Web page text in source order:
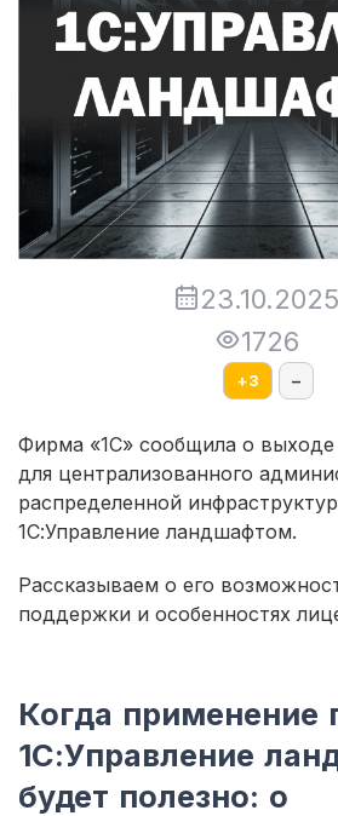
23.10.2025
1726
+3 –
Фирма «1С» сообщила о выходе
для централизованного
распределенной
1С:Управление ландшафтом.
Рассказываем о его
поддержки и особенностях
Когда применение
1С:Управление
будет полезно: о